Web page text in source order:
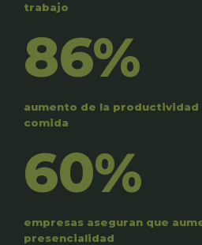
trabajo
86%
aumento de la productividad
comida
60%
empresas aseguran que
presencialidad